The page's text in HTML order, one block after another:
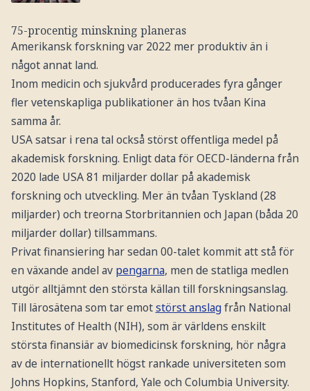
75-procentig minskning planeras
Amerikansk forskning var 2022 mer produktiv än i
något annat land.
Inom medicin och sjukvård producerades fyra gånger
fler vetenskapliga publikationer än hos tvåan Kina
samma år.
USA satsar i rena tal också störst offentliga medel på
akademisk forskning. Enligt data för OECD-länderna från
2020 lade USA 81 miljarder dollar på akademisk
forskning och utveckling. Mer än tvåan Tyskland (28
miljarder) och treorna Storbritannien och Japan (båda 20
miljarder dollar) tillsammans.
Privat finansiering har sedan 00-talet kommit att stå för
en växande andel av pengarna, men de statliga medlen
utgör alltjämnt den största källan till forskningsanslag.
Till lärosätena som tar emotstörst anslagfrån National
Institutes of Health (NIH), som är världens enskilt
största finansiär av biomedicinsk forskning, hör några
av de internationellt högst rankade universiteten som
Johns Hopkins, Stanford, Yale och Columbia University.